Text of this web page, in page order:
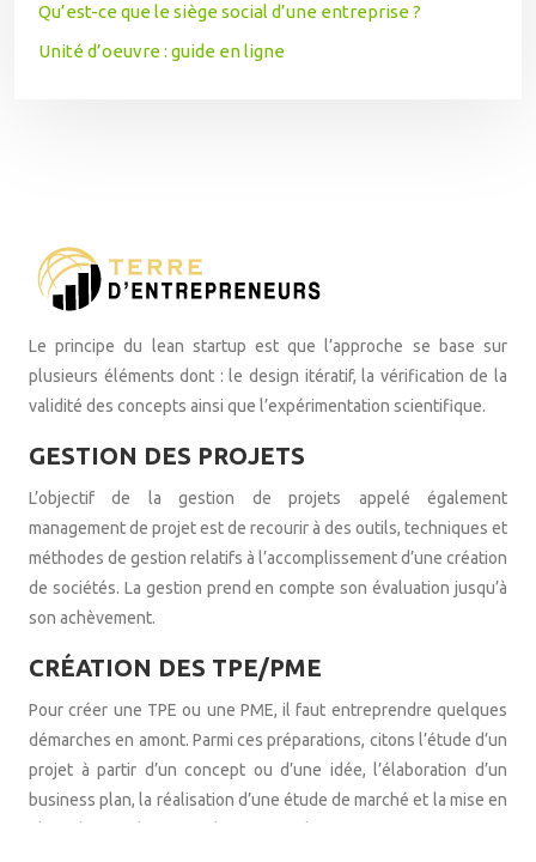
Qu’est-ce que le siège social d’une entreprise ?
Unité d’oeuvre : guide en ligne
Le principe du lean startup est que l’approche se base sur
plusieurs éléments dont : le design itératif, la vérification de la
validité des concepts ainsi que l’expérimentation scientifique.
GESTION DES PROJETS
L’objectif de la gestion de projets appelé également
management de projet est de recourir à des outils, techniques et
méthodes de gestion relatifs à l’accomplissement d’une création
de sociétés. La gestion prend en compte son évaluation jusqu’à
son achèvement.
CRÉATION DES TPE/PME
Pour créer une TPE ou une PME, il faut entreprendre quelques
démarches en amont. Parmi ces préparations, citons l’étude d’un
projet à partir d’un concept ou d’une idée, l’élaboration d’un
business plan, la réalisation d’une étude de marché et la mise en